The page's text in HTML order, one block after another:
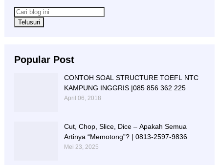
Popular Post
CONTOH SOAL STRUCTURE TOEFL NTC
KAMPUNG INGGRIS |085 856 362 225
April 06, 2018
Cut, Chop, Slice, Dice – Apakah Semua
Artinya “Memotong”? | 0813-2597-9836
Mei 23, 2025